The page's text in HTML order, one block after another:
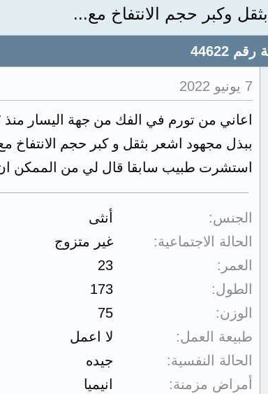
وكبر حجم الانتفاخ مع...
44622
7 يونيو 2022
ببذل مجهود اشعر بثقل و كبر حجم الانتفاخ
استشرت طبيب سابقا قال لي من الممكن ان
الجنس
أنثى
الحالة الاجتماعية
غير متزوج
العمر
23
الطول
173
الوزن
75
طبيعة العمل
لا اعمل
الحالة النفسية
جيده
أمراض مزمنة
انيميا